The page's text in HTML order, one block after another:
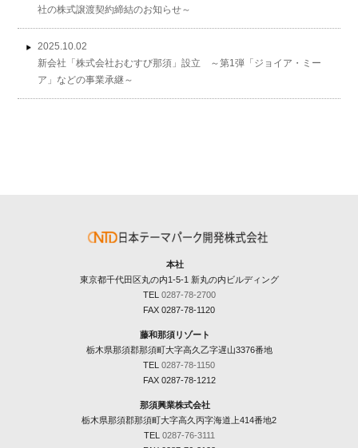
社の株式譲渡契約締結のお知らせ～
2025.10.02
新会社「株式会社おむすび那須」設立 ～第1弾「ジョイア・ミー
ア」などの事業承継～
本社
東京都千代田区丸の内1-5-1 新丸の内ビルディング
TEL 0287-78-2700
FAX 0287-78-1120
藤和那須リゾート
栃木県那須郡那須町大字高久乙字遅山3376番地
TEL 0287-78-1150
FAX 0287-78-1212
那須興業株式会社
栃木県那須郡那須町大字高久丙字海道上414番地2
TEL 0287-76-3111